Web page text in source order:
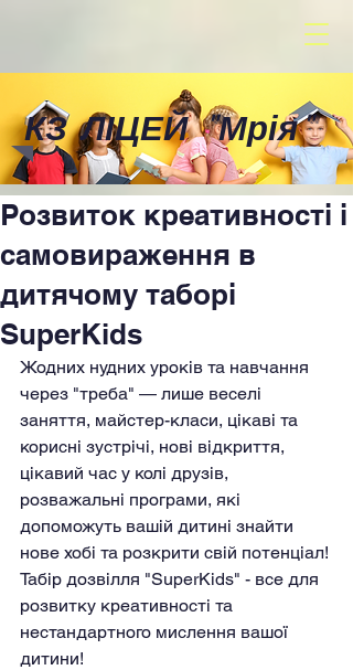
КЗ ЛІЦЕЙ"Мрія"
Розвиток креативності і
самовираження в
дитячому таборі
SuperKids
Жодних нудних уроків та навчання
через "треба" — лише веселі
заняття, майстер-класи, цікаві та
корисні зустрічі, нові відкриття,
цікавий час у колі друзів,
розважальні програми, які
допоможуть вашій дитині знайти
нове хобі та розкрити свій потенціал!
Табір дозвілля "SuperKids" - все для
розвитку креативності та
нестандартного мислення вашої
дитини!